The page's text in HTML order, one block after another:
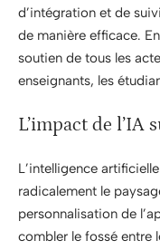
d’intégration et de
de manière efficace.
soutien de tous les
enseignants, les
L’impact de l’IA
L’intelligence
radicalement le
personnalisation de
combler le fossé entre